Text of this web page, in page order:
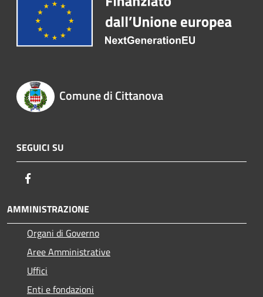
Comune di Cittanova
SEGUICI SU
AMMINISTRAZIONE
Organi di Governo
Aree Amministrative
Uffici
Enti e fondazioni